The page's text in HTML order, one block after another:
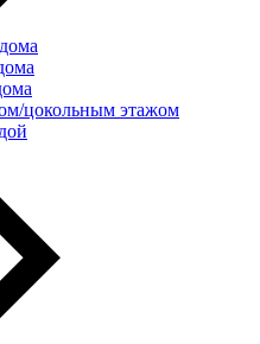
цокольным этажом